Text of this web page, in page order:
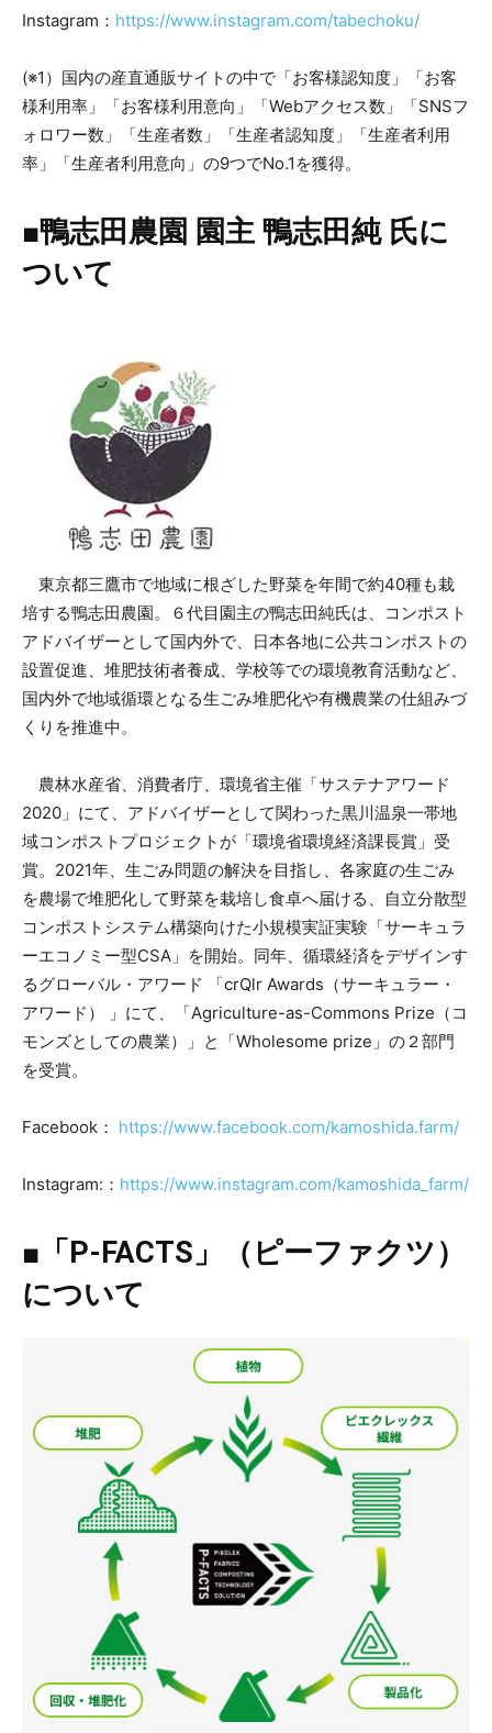
Instagram： https://www.instagram.com/tabechoku/
(※1）国内の産直通販サイトの中で「お客様認知度」「お客
様利用率」「お客様利用意向」「Webアクセス数」「SNSフ
ォロワー数」「生産者数」「生産者認知度」「生産者利用
率」「生産者利用意向」の9つでNo.1を獲得。
■鴨志田農園 園主 鴨志田純 氏に
ついて
東京都三鷹市で地域に根ざした野菜を年間で約40種も栽
培する鴨志田農園。６代目園主の鴨志田純氏は、コンポスト
アドバイザーとして国内外で、日本各地に公共コンポストの
設置促進、堆肥技術者養成、学校等での環境教育活動など、
国内外で地域循環となる生ごみ堆肥化や有機農業の仕組みづ
くりを推進中。
農林水産省、消費者庁、環境省主催「サステナアワード
2020」にて、アドバイザーとして関わった黒川温泉一帯地
域コンポストプロジェクトが「環境省環境経済課長賞」受
賞。2021年、生ごみ問題の解決を目指し、各家庭の生ごみ
を農場で堆肥化して野菜を栽培し食卓へ届ける、自立分散型
コンポストシステム構築向けた小規模実証実験「サーキュラ
ーエコノミー型CSA」を開始。同年、循環経済をデザインす
るグローバル・アワード 「crQlr Awards（サーキュラー・
アワード） 」にて、「Agriculture-as-Commons Prize（コ
モンズとしての農業）」と「Wholesome prize」の２部門
を受賞。
Facebook： https://www.facebook.com/kamoshida.farm/
Instagram:： https://www.instagram.com/kamoshida_farm/
■「P-FACTS」（ピーファクツ）
について